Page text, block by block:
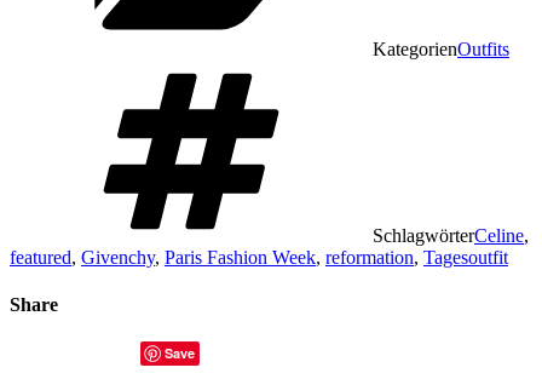
KategorienOutfits
SchlagwörterCeline,
featured, Givenchy, Paris Fashion Week, reformation, Tagesoutfit
Share
Save